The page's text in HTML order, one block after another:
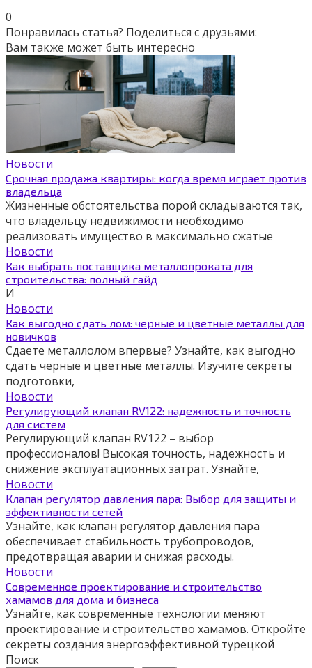
0
Понравилась статья? Поделиться с друзьями:
Вам также может быть интересно
Новости
Срочная продажа квартиры: когда время играет против
владельца
Жизненные обстоятельства порой складываются так,
что владельцу недвижимости необходимо
реализовать имущество в максимально сжатые
Новости
Как выбрать поставщика металлопроката для
строительства: полный гайд
И
Новости
Как выгодно сдать лом: черные и цветные металлы для
новичков
Сдаете металлолом впервые? Узнайте, как выгодно
сдать черные и цветные металлы. Изучите секреты
подготовки,
Новости
Регулирующий клапан RV122: надежность и точность
для систем
Регулирующий клапан RV122 – выбор
профессионалов! Высокая точность, надежность и
снижение эксплуатационных затрат. Узнайте,
Новости
Клапан регулятор давления пара: Выбор для защиты и
эффективности сетей
Узнайте, как клапан регулятор давления пара
обеспечивает стабильность трубопроводов,
предотвращая аварии и снижая расходы.
Новости
Современное проектирование и строительство
хамамов для дома и бизнеса
Узнайте, как современные технологии меняют
проектирование и строительство хамамов. Откройте
секреты создания энергоэффективной турецкой
Поиск